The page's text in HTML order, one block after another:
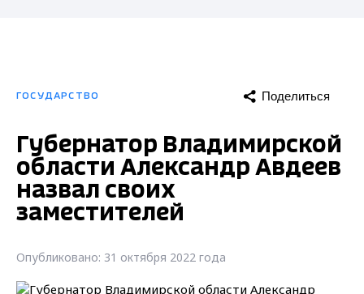
ГОСУДАРСТВО Поделиться
Губернатор Владимирской
области Александр Авдеев
назвал своих
заместителей
Опубликовано: 31 октября 2022 года